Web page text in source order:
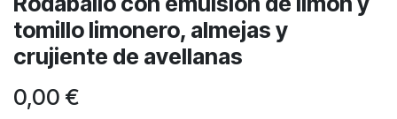
tomillo limonero, almejas y
crujiente de avellanas
0,00 €